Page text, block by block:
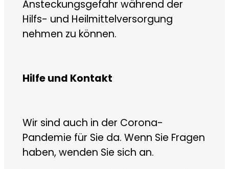
Ansteckungsgefahr während der
Hilfs- und Heilmittelversorgung
nehmen zu können.
Hilfe und Kontakt
Wir sind auch in der Corona-
Pandemie für Sie da. Wenn Sie Fragen
haben, wenden Sie sich an.